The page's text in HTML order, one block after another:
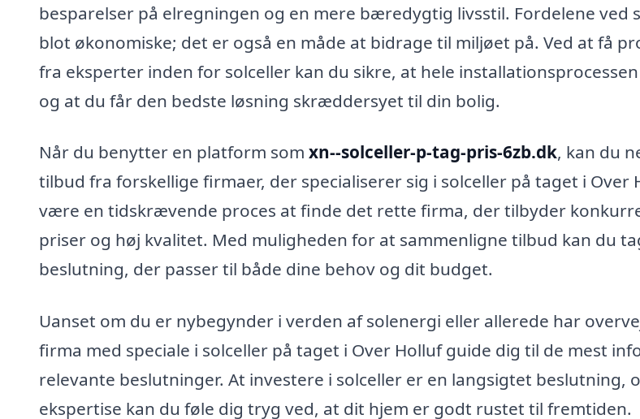
besparelser på elregningen og en mere bæredygtig livsstil. Fordelene ved
blot økonomiske; det er også en måde at bidrage til miljøet på. Ved at få
fra eksperter inden for solceller kan du sikre, at hele
og at du får den bedste løsning skræddersyet til din bolig.
Når du benytter en platform som xn--solceller-p-tag-pris-6zb.dk, kan du
tilbud fra forskellige firmaer, der specialiserer sig i solceller på taget i Over
være en tidskrævende proces at finde det rette firma, der tilbyder
priser og høj kvalitet. Med muligheden for at sammenligne tilbud kan du
beslutning, der passer til både dine behov og dit budget.
Uanset om du er nybegynder i verden af solenergi eller allerede har
firma med speciale i solceller på taget i Over Holluf guide dig til de mest
relevante beslutninger. At investere i solceller er en langsigtet beslutning,
ekspertise kan du føle dig tryg ved, at dit hjem er godt rustet til fremtiden.